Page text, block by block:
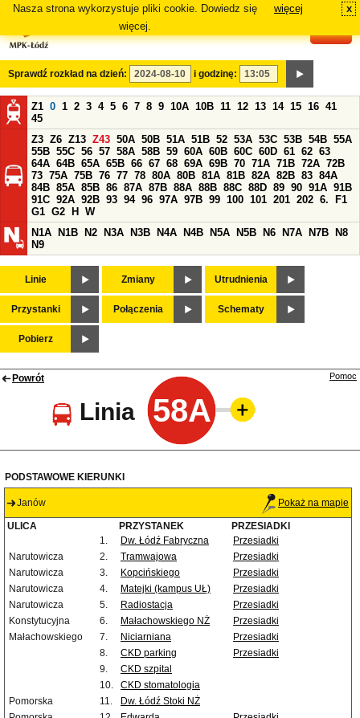
Nasza strona wykorzystuje pliki cookie. Dowiedz się
więcej.
więcej x
Sprawdź rozkład na dzień: i godzinę:
Z1 0 1 2 3 4 5 6 7 8 9 10A 10B 11 12 13 14 15 16 41
45
Z3 Z6 Z13 Z43 50A 50B 51A 51B 52 53A 53C 53B 54B 55A
55B 55C 56 57 58A 58B 59 60A 60B 60C 60D 61 62 63
64A 64B 65A 65B 66 67 68 69A 69B 70 71A 71B 72A 72B
73 75A 75B 76 77 78 80A 80B 81A 81B 82A 82B 83 84A
84B 85A 85B 86 87A 87B 88A 88B 88C 88D 89 90 91A 91B
91C 92A 92B 93 94 96 97A 97B 99 100 101 201 202 6.
F1
G1 G2 H
W
N1A
N1B N2 N3A N3B N4A N4B N5A N5B N6 N7A N7B
N8
N9
Linie Zmiany Utrudnienia
Przystanki Połączenia Schematy
Pobierz
Powrót
Linia 58A
Pomoc
PODSTAWOWE KIERUNKI
Janów Pokaż na mapie
ULICA PRZYSTANEK
PRZESIADKI
1.
Dw. Łódź Fabryczna
Przesiadki
Narutowicza
2. Tramwajowa
Przesiadki
Narutowicza
3. Kopcińskiego
Przesiadki
Narutowicza
4. Matejki (kampus UŁ)
Przesiadki
Narutowicza
5. Radiostacja
Przesiadki
Konstytucyjna
6. Małachowskiego NŻ
Przesiadki
Małachowskiego
7. Niciarniana
Przesiadki
8.
CKD parking
Przesiadki
9.
CKD szpital
10.
CKD stomatologia
Pomorska
11.
Dw. Łódź Stoki NŻ